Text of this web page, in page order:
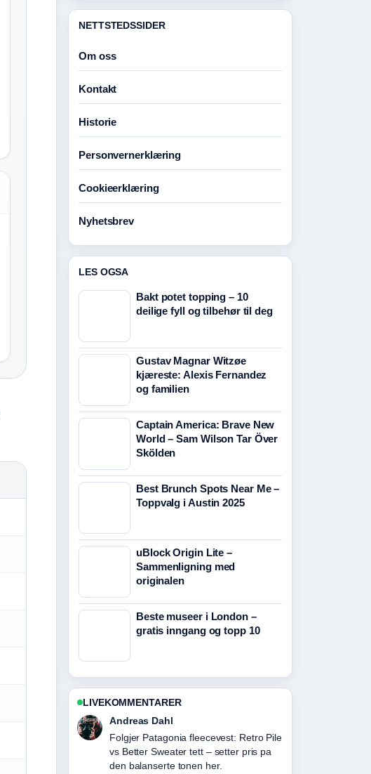
NETTSTEDSSIDER
Om oss
Kontakt
Historie
Personvernerklæring
Cookieerklæring
Nyhetsbrev
LES OGSA
Bakt potet topping – 10
deilige fyll og tilbehør til deg
Gustav Magnar Witzøe
kjæreste: Alexis Fernandez
og familien
Captain America: Brave New
World – Sam Wilson Tar Över
Skölden
Best Brunch Spots Near Me –
Toppvalg i Austin 2025
uBlock Origin Lite –
Sammenligning med
originalen
Beste museer i London –
gratis inngang og topp 10
LIVEKOMMENTARER
Sara Lind
Nyttig kontekst rundt Bleking av tenner
– pris, risiko og.... Hold gjerne denne
livestrengen oppdatert.